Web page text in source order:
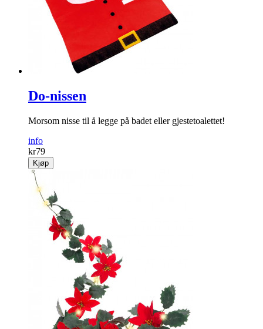
Do-nissen
Morsom nisse til å legge på badet eller gjestetoalettet!
info
kr79
Kjøp